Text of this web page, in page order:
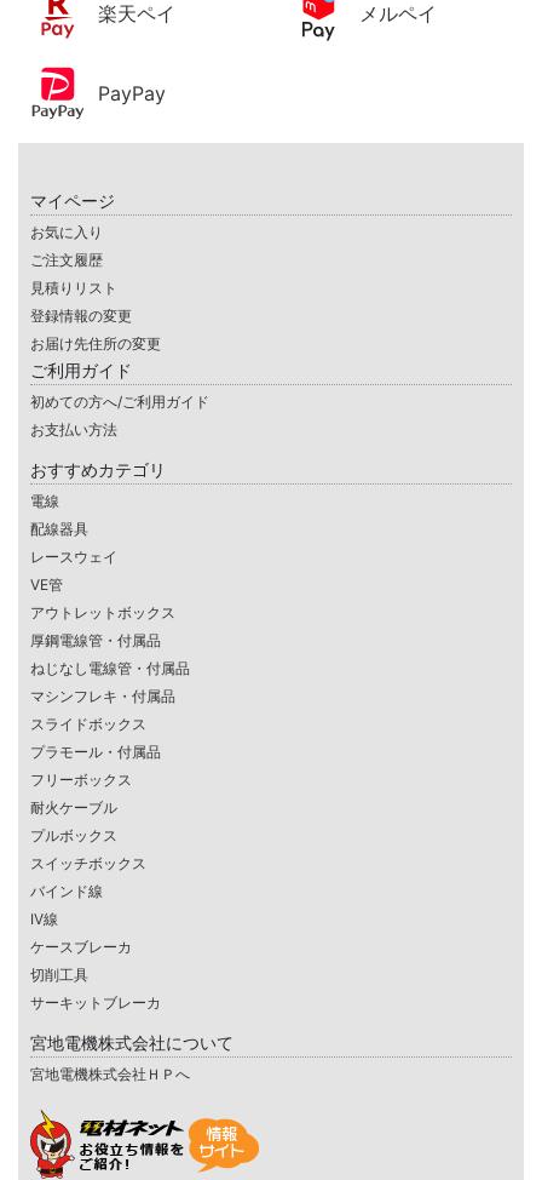
楽天ペイ メルペイ
PayPay
マイページ
お気に入り
ご注文履歴
見積りリスト
登録情報の変更
お届け先住所の変更
ご利用ガイド
初めての方へ/ご利用ガイド
お支払い方法
おすすめカテゴリ
電線
配線器具
レースウェイ
VE管
アウトレットボックス
厚鋼電線管・付属品
ねじなし電線管・付属品
マシンフレキ・付属品
スライドボックス
プラモール・付属品
フリーボックス
耐火ケーブル
プルボックス
スイッチボックス
バインド線
IV線
ケースブレーカ
切削工具
サーキットブレーカ
宮地電機株式会社について
宮地電機株式会社ＨＰへ